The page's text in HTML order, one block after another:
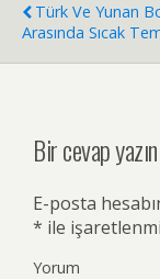
Türk Ve Yunan
Arasında Sıcak
Bir cevap yazın
E-posta
* ile
Yorum